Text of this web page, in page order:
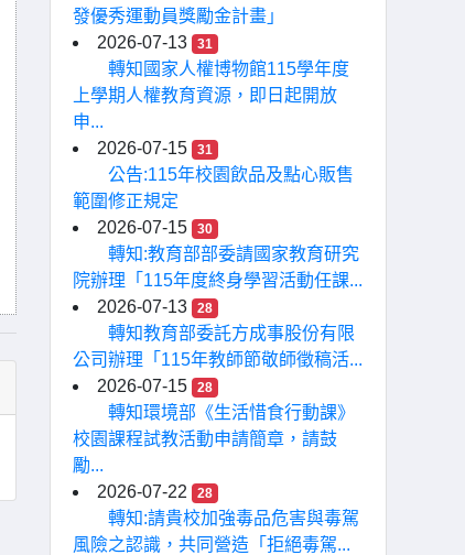
發優秀運動員獎勵金計畫」
2026-07-13
31
轉知國家人權博物館115學年度
上學期人權教育資源，即日起開放
申...
2026-07-15
31
公告:115年校園飲品及點心販售
範圍修正規定
2026-07-15
30
轉知:教育部部委請國家教育研究
院辦理「115年度終身學習活動任課...
2026-07-13
28
轉知教育部委託方成事股份有限
公司辦理「115年教師節敬師徵稿活...
2026-07-15
28
轉知環境部《生活惜食行動課》
校園課程試教活動申請簡章，請鼓
勵...
2026-07-22
28
轉知:請貴校加強毒品危害與毒駕
風險之認識，共同營造「拒絕毒駕...